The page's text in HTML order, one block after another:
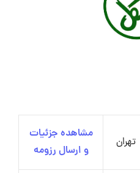
تهران
مشاهده جزئیات
و ارسال رزومه